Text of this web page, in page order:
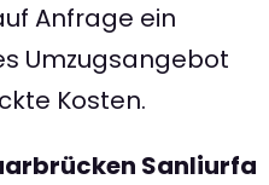
Anfrage ein
Umzugsangebot
Kosten.
Sanliurfa